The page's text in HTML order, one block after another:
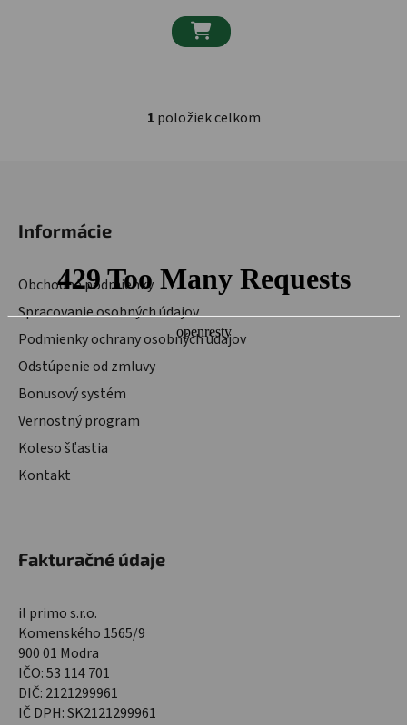

Ovládacie prvky výpisu
1 položiek celkom
Informácie
Obchodné podmienky
Spracovanie osobných údajov
Podmienky ochrany osobných údajov
Odstúpenie od zmluvy
Bonusový systém
Vernostný program
Koleso šťastia
Kontakt
Fakturačné údaje
il primo s.r.o.
Komenského 1565/9
900 01 Modra
IČO: 53 114 701
DIČ: 2121299961
IČ DPH: SK2121299961